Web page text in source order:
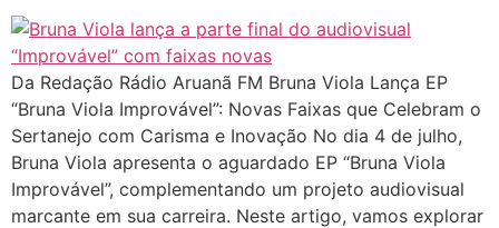
Da Redação Rádio Aruanã FM Bruna Viola Lança EP
“Bruna Viola Improvável”: Novas Faixas que Celebram o
Sertanejo com Carisma e Inovação No dia 4 de julho,
Bruna Viola apresenta o aguardado EP “Bruna Viola
Improvável”, complementando um projeto audiovisual
marcante em sua carreira. Neste artigo, vamos explorar